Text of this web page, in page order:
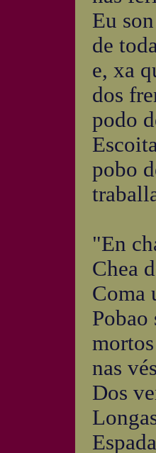
Eu
de
e, xa
dos
podo
pobo
"En
Chea
Coma
Pobao
nas
Dos